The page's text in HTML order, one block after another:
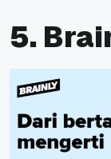
5.